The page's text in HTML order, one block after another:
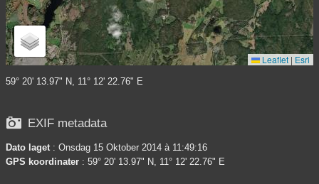
Leaflet | Esri
59° 20' 13.97" N, 11° 12' 22.76" E
 EXIF metadata
Dato laget: Onsdag 15 Oktober 2014 à 11:49:16
GPS koordinater : 59° 20' 13.97" N, 11° 12' 22.76" E